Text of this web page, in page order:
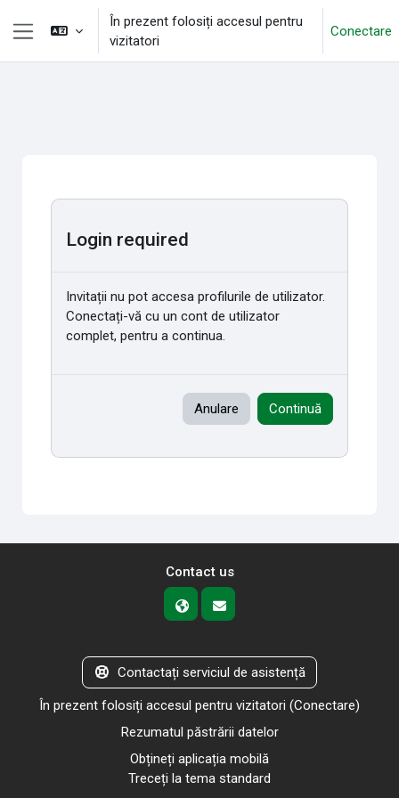
Sari la conţinutul principal
Panou lateral
În prezent folosiți accesul pentru
vizitatori
Conectare
Login required
Invitații nu pot accesa profilurile de utilizator.
Conectați-vă cu un cont de utilizator
complet, pentru a continua.
Anulare Continuă
Contact us
Contactați serviciul de asistență
În prezent folosiți accesul pentru vizitatori (Conectare)
Rezumatul păstrării datelor
Obțineți aplicația mobilă
Treceți la tema standard